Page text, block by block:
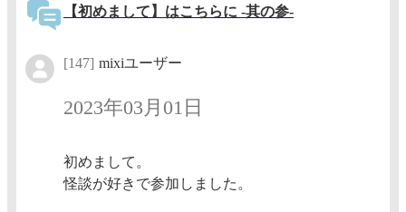
【初めまして】はこちらに -其の参-
[147] mixiユーザー
2023年03月01日
初めまして。
怪談が好きで参加しました。